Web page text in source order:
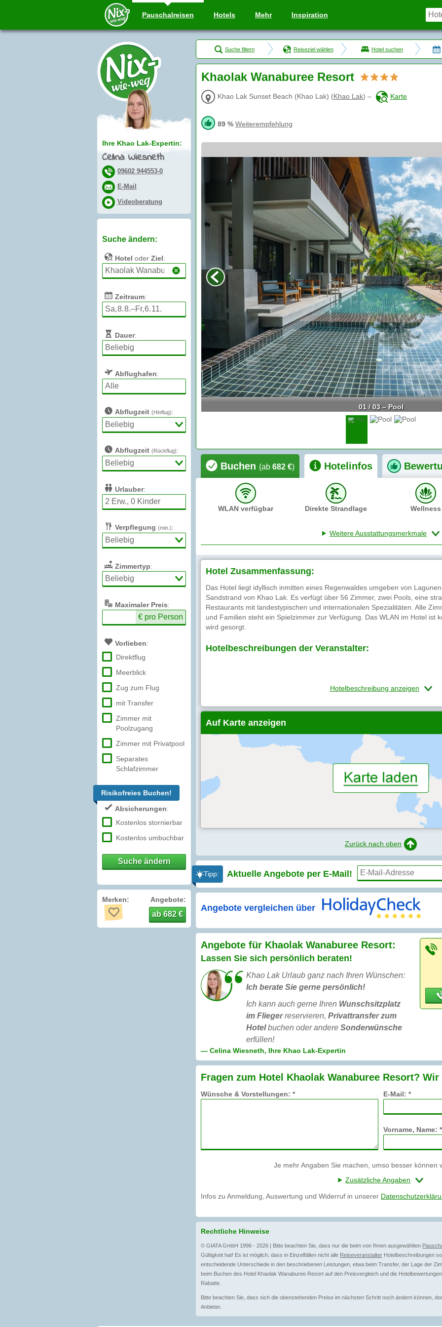
Pauschalreisen Hotels Mehr Inspiration
Ihre Khao Lak-Expertin:
Celina Wiesneth
09602 944553-0
E-Mail
Videoberatung
Suche ändern:
Hotel oder Ziel:
Zeitraum:
Dauer:
Abflughafen:
Abflugzeit (Hinflug):
Abflugzeit (Rückflug):
Urlauber:
Verpflegung (min.):
Zimmertyp:
Maximaler Preis:
€ pro Person
Vorlieben:
Direktflug
Meerblick
Zug zum Flug
mit Transfer
Zimmer mit
Poolzugang
Zimmer mit Privatpool
Separates
Schlafzimmer
Risikofreies Buchen!
Absicherungen:
Kostenlos stornierbar
Kostenlos umbuchbar
Suche ändern
Merken: Angebote:
ab 682 €
Suche filtern Reiseziel wählen Hotel suchen
Khaolak Wanaburee Resort
Khao Lak Sunset Beach (Khao Lak) (Khao Lak) – Karte
89 % Weiterempfehlung
01 / 03 – Pool
Buchen (ab 682 €) Hotelinfos
WLAN verfügbar Direkte Strandlage Wellness
Weitere Ausstattungsmerkmale
Hotel Zusammenfassung:
Das Hotel liegt idyllisch inmitten eines Regenwaldes umgeben von
Sandstrand von Khao Lak. Es verfügt über 56 Zimmer, zwei Pools, eine
Restaurants mit landestypischen und internationalen Spezialitäten. Alle
und Familien steht ein Spielzimmer zur Verfügung. Das WLAN im Hotel ist
wird gesorgt.
Hotelbeschreibungen der Veranstalter:
Hotelbeschreibung anzeigen
Auf Karte anzeigen
Zurück nach oben
Tipp: Aktuelle Angebote per E-Mail!
Angebote vergleichen über
Angebote für Khaolak Wanaburee Resort:
Lassen Sie sich persönlich beraten!
Khao Lak Urlaub ganz nach Ihren Wünschen:
Ich berate Sie gerne persönlich!
Ich kann auch gerne Ihren Wunschsitzplatz
im Fliegerreservieren, Privattransfer zum
Hotelbuchen oder andere Sonderwünsche
erfüllen!
— Celina Wiesneth, Ihre Khao Lak-Expertin
Fragen zum Hotel Khaolak Wanaburee Resort?
Wünsche & Vorstellungen: * E-Mail: *
Vorname, Name: *
Je mehr Angaben Sie machen, umso besser können
Zusätzliche Angaben
Infos zu Anmeldung, Auswertung und Widerruf in unserer
Rechtliche Hinweise
© GIATA GmbH 1996 - 2026 | Bitte beachten Sie, dass nur die beim von Ihnen ausgewählten
Gültigkeit hat! Es ist möglich, dass in Einzelfällen nicht alle Reiseveranstalter Hotelbeschreibungen
entscheidende Unterschiede in den beschriebenen Leistungen, etwa beim Transfer, der Lage der
beim Buchen des Hotel Khaolak Wanaburee Resort auf den Preisvergleich und die
Rabatte.
Bitte beachten Sie, dass sich die obenstehenden Preise im nächsten Schritt noch ändern können,
Anbieter.